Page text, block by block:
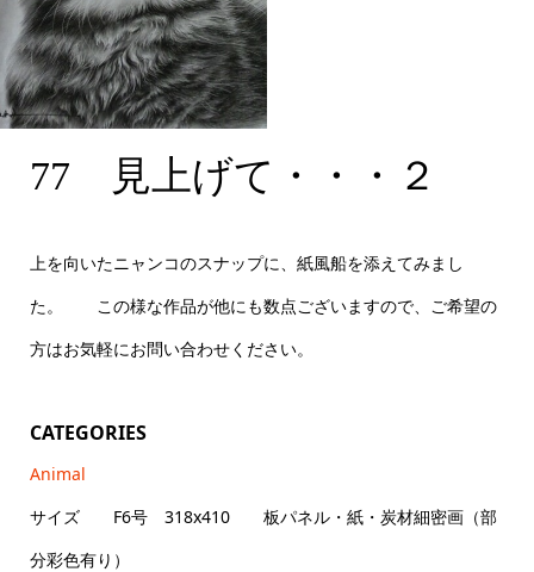
77 見上げて・・・２
F6号
77 見上げて・・・２
上を向いたニャンコのスナップに、紙風船を添えてみまし
た。 この様な作品が他にも数点ございますので、ご希望の
方はお気軽にお問い合わせください。
CATEGORIES
Animal
サイズ F6号 318x410 板パネル・紙・炭材細密画（部
分彩色有り）